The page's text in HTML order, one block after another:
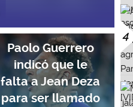
Paolo Guerrero
indicó que le
falta a Jean Deza
para ser llamado
4